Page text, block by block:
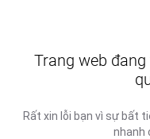
Trang web
Rất xin lỗi bạn vì sự bất
nhanh